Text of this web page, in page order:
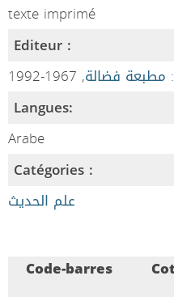
texte imprimé
Editeur :
مطبعة فضالة, 1967-1992
Langues:
Arabe
Catégories :
علم الحديث
Code-barres